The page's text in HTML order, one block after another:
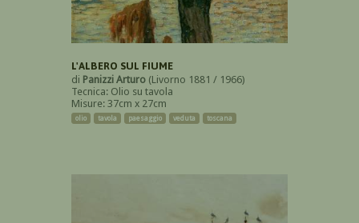
L'ALBERO SUL FIUME
di Panizzi Arturo (Livorno 1881 / 1966)
Tecnica: Olio su tavola
Misure: 37cm x 27cm
olio tavola paesaggio veduta toscana